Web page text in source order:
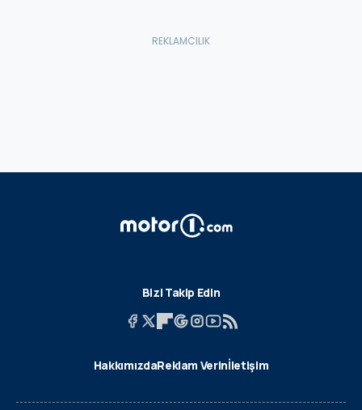
Bizi Takip Edin
HakkımızdaReklam Verinİletişim